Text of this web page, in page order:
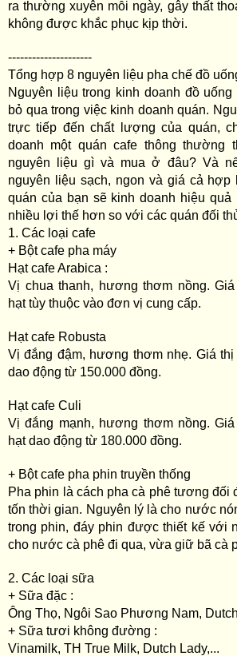
ra thường xuyên mỗi ngày, gây thất
không được khắc phục kịp thời.
---------------------
Tổng hợp 8 nguyên liệu pha chế đồ
Nguyên liệu trong kinh doanh đồ
bỏ qua trong việc kinh doanh quán.
trực tiếp đến chất lượng của quán,
doanh một quán cafe thông thường
nguyên liệu gì và mua ở đâu? Và
nguyên liệu sạch, ngon và giá cả hợp
quán của bạn sẽ kinh doanh hiệu
nhiều lợi thế hơn so với các quán đối
1. Các loại cafe
+ Bột cafe pha máy
Hạt cafe Arabica :
Vị chua thanh, hương thơm nồng.
hạt tùy thuộc vào đơn vị cung cấp.
Hạt cafe Robusta
Vị đắng đậm, hương thơm nhẹ. Giá
dao động từ 150.000 đồng.
Hạt cafe Culi
Vị đắng mạnh, hương thơm nồng.
hạt dao động từ 180.000 đồng.
+ Bột cafe pha phin truyền thống
Pha phin là cách pha cà phê tương đối
tốn thời gian. Nguyên lý là cho nước
trong phin, đáy phin được thiết kế với
cho nước cà phê đi qua, vừa giữ bã cà
2. Các loại sữa
+ Sữa đặc :
Ông Thọ, Ngôi Sao Phương Nam,
+ Sữa tươi không đường :
Vinamilk, TH True Milk, Dutch Lady,...